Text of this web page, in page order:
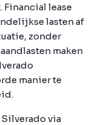
Financial lease
lasten af
zonder
maken
manier te
via